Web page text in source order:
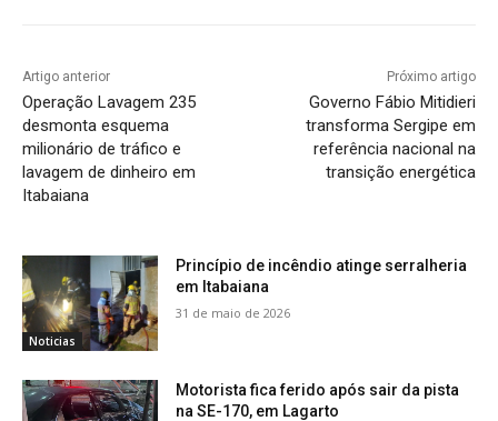
Artigo anterior
Operação Lavagem 235
desmonta esquema
milionário de tráfico e
lavagem de dinheiro em
Itabaiana
Próximo artigo
Governo Fábio Mitidieri
transforma Sergipe em
referência nacional na
transição energética
Noticias
Princípio de incêndio atinge serralheria
em Itabaiana
31 de maio de 2026
Motorista fica ferido após sair da pista
na SE-170, em Lagarto